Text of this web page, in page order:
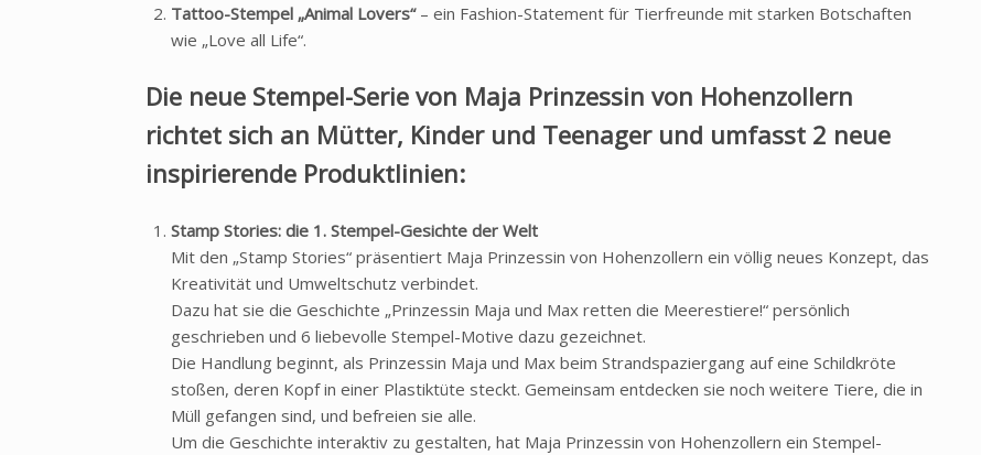
Tattoo-Stempel „Animal Lovers“– ein Fashion-Statement für Tierfreunde mit starken Botschaften
wie „Love all Life“.
Die neue Stempel-Serie von Maja Prinzessin von Hohenzollern
richtet sich an Mütter, Kinder und Teenager und umfasst 2 neue
inspirierende Produktlinien:
Stamp Stories: die 1. Stempel-Gesichte der Welt
Mit den „Stamp Stories“ präsentiert Maja Prinzessin von Hohenzollern ein völlig neues Konzept, das
Kreativität und Umweltschutz verbindet.
Dazu hat sie die Geschichte „Prinzessin Maja und Max retten die Meerestiere!“ persönlich
geschrieben und 6 liebevolle Stempel-Motive dazu gezeichnet.
Die Handlung beginnt, als Prinzessin Maja und Max beim Strandspaziergang auf eine Schildkröte
stoßen, deren Kopf in einer Plastiktüte steckt. Gemeinsam entdecken sie noch weitere Tiere, die in
Müll gefangen sind, und befreien sie alle.
Um die Geschichte interaktiv zu gestalten, hat Maja Prinzessin von Hohenzollern ein Stempel-